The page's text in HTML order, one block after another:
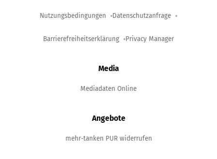
Nutzungsbedingungen Datenschutzanfrage
Barrierefreiheitserklärung Privacy Manager
Media
Mediadaten Online
Angebote
mehr-tanken PUR widerrufen